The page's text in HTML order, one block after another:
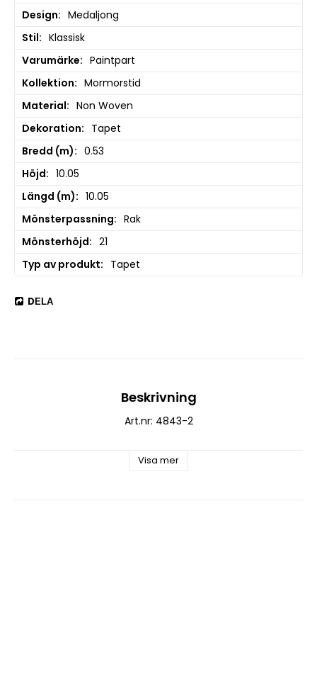
Design
Medaljong
Stil
Klassisk
Varumärke
Paintpart
Kollektion
Mormorstid
Material
Non Woven
Dekoration
Tapet
Bredd (m)
0.53
Höjd
10.05
Längd (m)
10.05
Mönsterpassning
Rak
Mönsterhöjd
21
Typ av produkt
Tapet
DELA
Beskrivning
Art.nr: 4843-2
Visa mer